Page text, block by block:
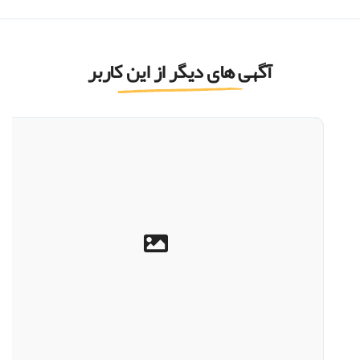
آگهی های دیگر از این کاربر